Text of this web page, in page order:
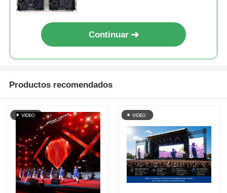
Continuar
Productos recomendados